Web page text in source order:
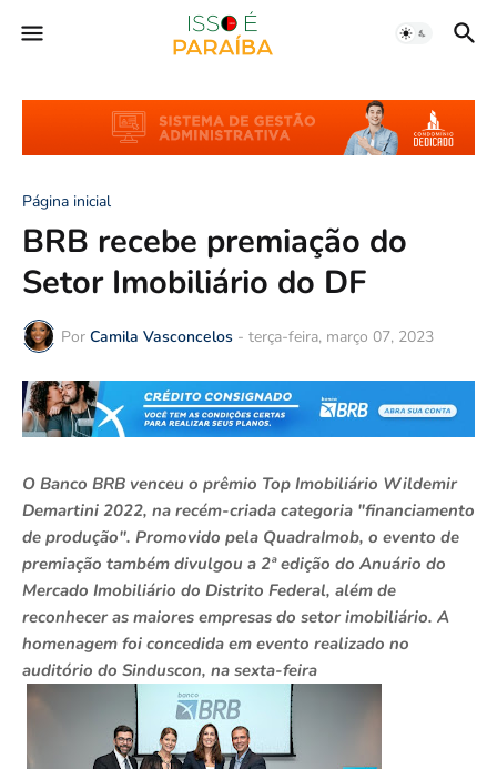
Página inicial
BRB recebe premiação do
Setor Imobiliário do DF
Por Camila Vasconcelos - terça-feira, março 07, 2023
O Banco BRB venceu o prêmio Top Imobiliário Wildemir
Demartini 2022, na recém-criada categoria "financiamento
de produção". Promovido pela QuadraImob, o evento de
premiação também divulgou a 2ª edição do Anuário do
Mercado Imobiliário do Distrito Federal, além de
reconhecer as maiores empresas do setor imobiliário. A
homenagem foi concedida em evento realizado no
auditório do Sinduscon, na sexta-feira